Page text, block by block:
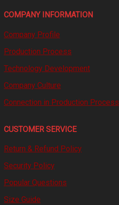
COMPANY INFORMATION
Company Profile
Production Process
Technology Development
Company Culture
Connection in Production Process
CUSTOMER SERVICE
Return & Refund Policy
Security Policy
Popular Questions
Size Guide